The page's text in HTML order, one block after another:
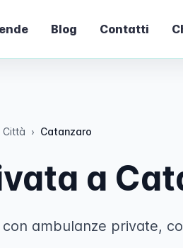
Blog Contatti
Città › Catanzaro
a
ambulanze private,